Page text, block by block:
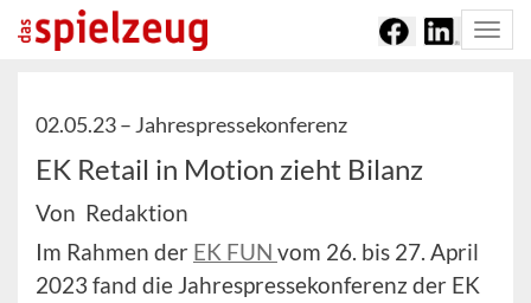
02.05.23 – Jahrespressekonferenz
EK Retail in Motion zieht Bilanz
Von Redaktion
Im Rahmen der EK FUN vom 26. bis 27. April
2023 fand die Jahrespressekonferenz der EK